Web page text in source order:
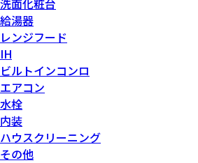
洗面化粧台
給湯器
レンジフード
IH
ビルトインコンロ
エアコン
水栓
内装
ハウスクリーニング
その他